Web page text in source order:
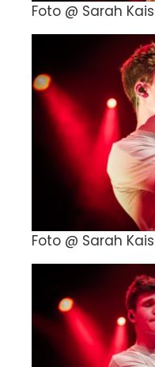
Foto @ Sarah
Foto @ Sarah